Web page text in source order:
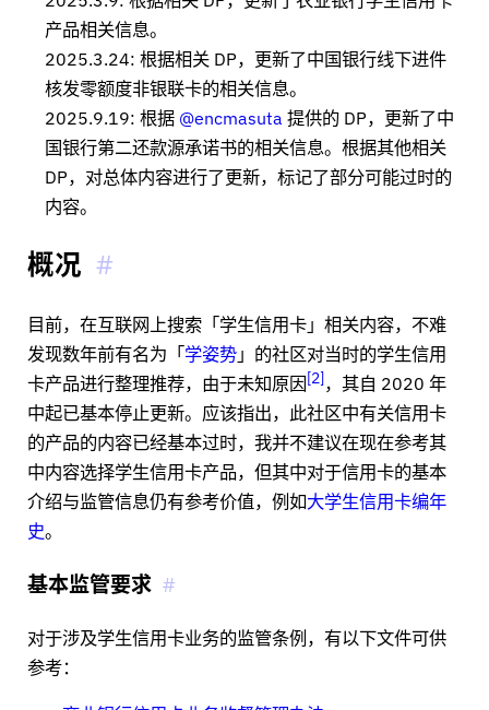
产品相关信息。
2025.3.24: 根据相关 DP，更新了中国银行线下进件
核发零额度非银联卡的相关信息。
2025.9.19: 根据 @encmasuta 提供的 DP，更新了中
国银行第二还款源承诺书的相关信息。根据其他相关
DP，对总体内容进行了更新，标记了部分可能过时的
内容。
概况
目前，在互联网上搜索「学生信用卡」相关内容，不难
发现数年前有名为「学姿势」的社区对当时的学生信用
卡产品进行整理推荐，由于未知原因 2 ，其自 2020 年
中起已基本停止更新。应该指出，此社区中有关信用卡
的产品的内容已经基本过时，我并不建议在现在参考其
中内容选择学生信用卡产品，但其中对于信用卡的基本
介绍与监管信息仍有参考价值，例如大学生信用卡编年
史。
基本监管要求
对于涉及学生信用卡业务的监管条例，有以下文件可供
参考：